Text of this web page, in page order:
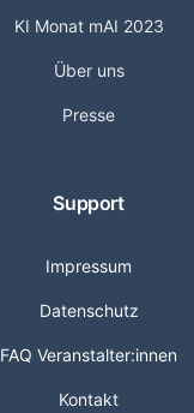
KI Monat mAI 2023
Über uns
Presse
Support
Impressum
Datenschutz
FAQ Veranstalter:innen
Kontakt